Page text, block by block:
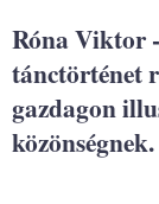
Róna Viktor
tánctörténet
gazdagon
közönségnek.